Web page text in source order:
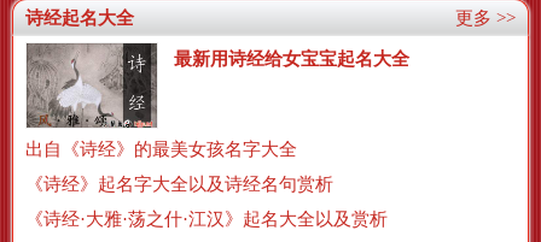
更多 >>
诗经起名大全
最新用诗经给女宝宝起名大全
出自《诗经》的最美女孩名字大全
《诗经》起名字大全以及诗经名句赏析
《诗经·大雅·荡之什·江汉》起名大全以及赏析